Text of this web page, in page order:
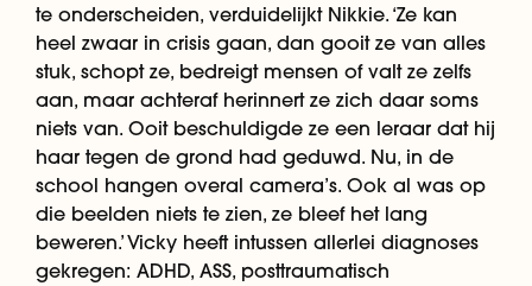
te onderscheiden, verduidelijkt Nikkie. ‘Ze kan
heel zwaar in crisis gaan, dan gooit ze van alles
stuk, schopt ze, bedreigt mensen of valt ze zelfs
aan, maar achteraf herinnert ze zich daar soms
niets van. Ooit beschuldigde ze een leraar dat hij
haar tegen de grond had geduwd. Nu, in de
school hangen overal camera’s. Ook al was op
die beelden niets te zien, ze bleef het lang
beweren.’ Vicky heeft intussen allerlei diagnoses
gekregen: ADHD, ASS, posttraumatisch